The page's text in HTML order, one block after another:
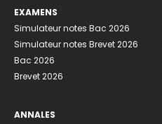
EXAMENS
Simulateur notes Bac 2026
Simulateur notes Brevet 2026
Bac 2026
Brevet 2026
ANNALES